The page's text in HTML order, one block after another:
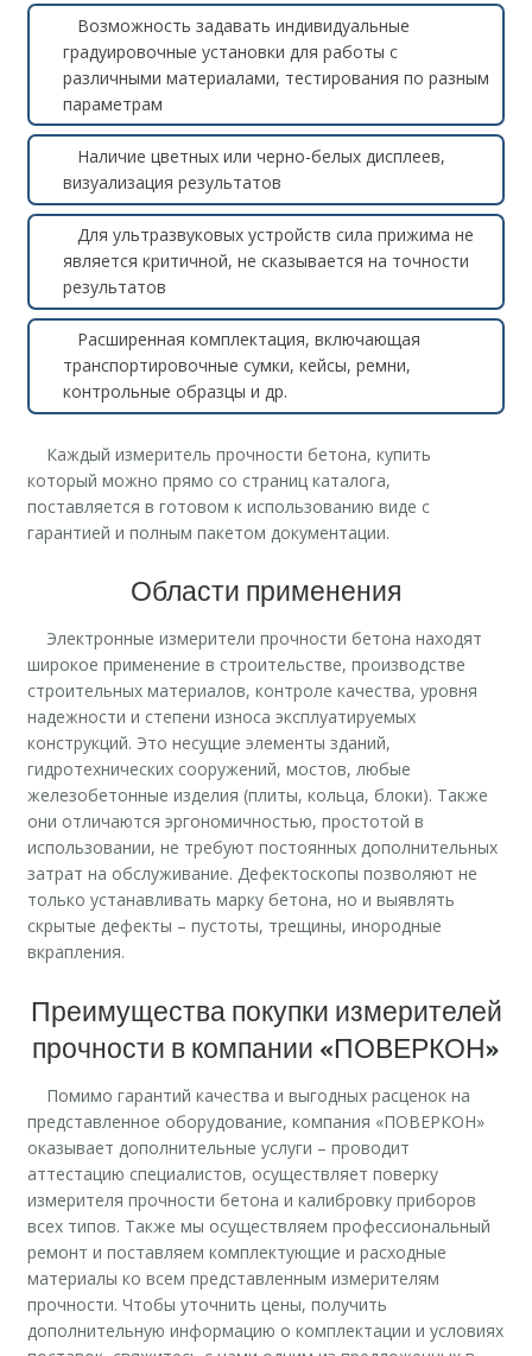
Возможность задавать индивидуальные
градуировочные установки для работы с
различными материалами, тестирования по разным
параметрам
Наличие цветных или черно-белых дисплеев,
визуализация результатов
Для ультразвуковых устройств сила прижима не
является критичной, не сказывается на точности
результатов
Расширенная комплектация, включающая
транспортировочные сумки, кейсы, ремни,
контрольные образцы и др.
Каждый измеритель прочности бетона, купить
который можно прямо со страниц каталога,
поставляется в готовом к использованию виде с
гарантией и полным пакетом документации.
Области применения
Электронные измерители прочности бетона находят
широкое применение в строительстве, производстве
строительных материалов, контроле качества, уровня
надежности и степени износа эксплуатируемых
конструкций. Это несущие элементы зданий,
гидротехнических сооружений, мостов, любые
железобетонные изделия (плиты, кольца, блоки). Также
они отличаются эргономичностью, простотой в
использовании, не требуют постоянных дополнительных
затрат на обслуживание. Дефектоскопы позволяют не
только устанавливать марку бетона, но и выявлять
скрытые дефекты – пустоты, трещины, инородные
вкрапления.
Преимущества покупки измерителей
прочности в компании «ПОВЕРКОН»
Помимо гарантий качества и выгодных расценок на
представленное оборудование, компания «ПОВЕРКОН»
оказывает дополнительные услуги – проводит
аттестацию специалистов, осуществляет поверку
измерителя прочности бетона и калибровку приборов
всех типов. Также мы осуществляем профессиональный
ремонт и поставляем комплектующие и расходные
материалы ко всем представленным измерителям
прочности. Чтобы уточнить цены, получить
дополнительную информацию о комплектации и условиях